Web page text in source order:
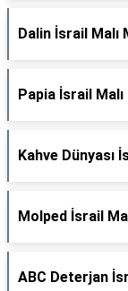
Dalin İsrail Malı
Papia İsrail
Kahve Dünyası
Molped İsrail
ABC Deterjan